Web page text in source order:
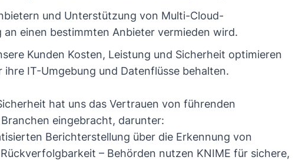
und Unterstützung von Multi-Cloud-
einen bestimmten Anbieter vermieden wird.
Kunden Kosten, Leistung und Sicherheit optimieren
IT-Umgebung und Datenflüsse behalten.
hat uns das Vertrauen von führenden
eingebracht, darunter:
Berichterstellung über die Erkennung von
– Behörden nutzen KNIME für sichere,